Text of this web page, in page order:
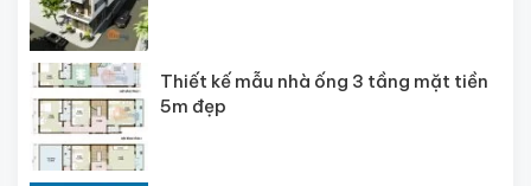
Thiết kế mẫu nhà ống 3 tầng mặt tiền
5m đẹp